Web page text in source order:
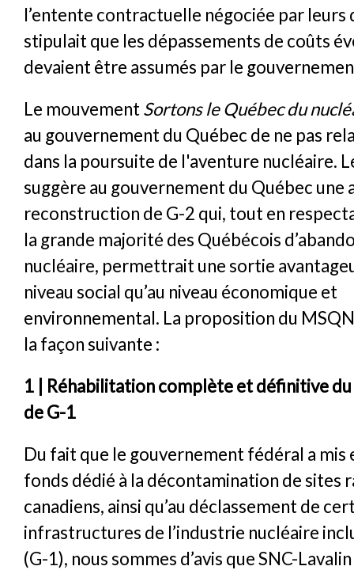
l’entente contractuelle négociée par
stipulait que les dépassements de coûts
devaient être assumés par le
Le mouvementSortons le Québec du
au gouvernement du Québec de ne pas
dans la poursuite de l'aventure nucléaire.
suggère au gouvernement du Québec une
reconstruction de G-2 qui, tout en
la grande majorité des Québécois
nucléaire, permettrait une sortie
niveau social qu’au niveau économique et
environnemental. La proposition du
la façon suivante :
1 | Réhabilitation complète et définitive
de G-1
Du fait que le gouvernement fédéral a mis
fonds dédié à la décontamination de sites
canadiens, ainsi qu’au déclassement de
infrastructures de l’industrie nucléaire
(G-1), nous sommes d’avis que SNC-